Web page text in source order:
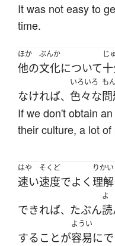
It was not easy to
time.
ほか
他の
ぶんか
文化について
じ
なければ、
いろいろ
色々な
も
If we don't obtain
their culture, a lot
はや
速い
そくど
速度でよく
りかい
理解
できれば、 たぶん
よ
読
する ことが
ようい
容易に